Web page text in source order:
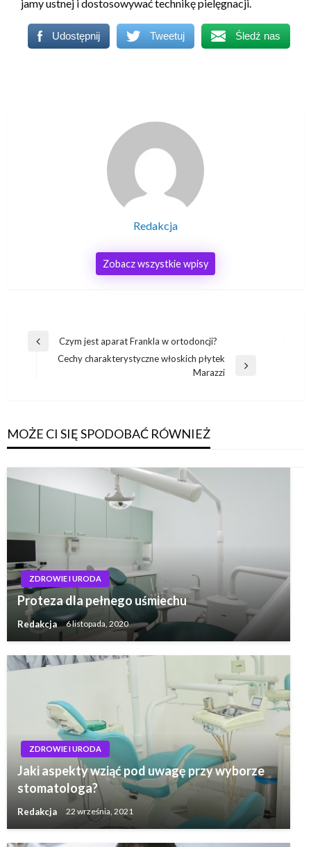
jamy ustnej i dostosowywać technikę pielęgnacji.
Udostępnij Tweetuj Śledź nas
Redakcja
Zobacz wszystkie wpisy
Nawigacja
wpisu
Poprzedni
Czym jest aparat Frankla w ortodoncji?
Cechy charakterystyczne włoskich płytek
Marazzi
MOŻE CI SIĘ SPODOBAĆ RÓWNIEŻ
ZDROWIE I URODA
Proteza dla pełnego uśmiechu
Redakcja 6 listopada, 2020
ZDROWIE I URODA
Jaki aspekty wziąć pod uwagę przy wyborze
stomatologa?
Redakcja 22 września, 2021